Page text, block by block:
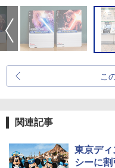
こ
関連記事
東京ディ
シーに